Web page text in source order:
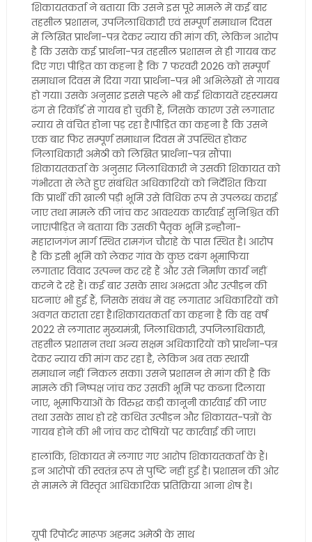
शिकायतकर्ता ने बताया कि उसने इस पूरे मामले में कई बार
तहसील प्रशासन, उपजिलाधिकारी एवं सम्पूर्ण समाधान दिवस
में लिखित प्रार्थना-पत्र देकर न्याय की मांग की, लेकिन आरोप
है कि उसके कई प्रार्थना-पत्र तहसील प्रशासन से ही गायब कर
दिए गए। पीड़ित का कहना है कि 7 फरवरी 2026 को सम्पूर्ण
समाधान दिवस में दिया गया प्रार्थना-पत्र भी अभिलेखों से गायब
हो गया। उसके अनुसार इससे पहले भी कई शिकायतें रहस्यमय
ढंग से रिकॉर्ड से गायब हो चुकी हैं, जिसके कारण उसे लगातार
न्याय से वंचित होना पड़ रहा है।पीड़ित का कहना है कि उसने
एक बार फिर सम्पूर्ण समाधान दिवस में उपस्थित होकर
जिलाधिकारी अमेठी को लिखित प्रार्थना-पत्र सौंपा।
शिकायतकर्ता के अनुसार जिलाधिकारी ने उसकी शिकायत को
गंभीरता से लेते हुए संबंधित अधिकारियों को निर्देशित किया
कि प्रार्थी की खाली पड़ी भूमि उसे विधिक रूप से उपलब्ध कराई
जाए तथा मामले की जांच कर आवश्यक कार्रवाई सुनिश्चित की
जाए।पीड़ित ने बताया कि उसकी पैतृक भूमि इन्हौना-
महाराजगंज मार्ग स्थित रामगंज चौराहे के पास स्थित है। आरोप
है कि इसी भूमि को लेकर गांव के कुछ दबंग भूमाफिया
लगातार विवाद उत्पन्न कर रहे हैं और उसे निर्माण कार्य नहीं
करने दे रहे हैं। कई बार उसके साथ अभद्रता और उत्पीड़न की
घटनाएं भी हुई हैं, जिसके संबंध में वह लगातार अधिकारियों को
अवगत कराता रहा है।शिकायतकर्ता का कहना है कि वह वर्ष
2022 से लगातार मुख्यमंत्री, जिलाधिकारी, उपजिलाधिकारी,
तहसील प्रशासन तथा अन्य सक्षम अधिकारियों को प्रार्थना-पत्र
देकर न्याय की मांग कर रहा है, लेकिन अब तक स्थायी
समाधान नहीं निकल सका। उसने प्रशासन से मांग की है कि
मामले की निष्पक्ष जांच कर उसकी भूमि पर कब्जा दिलाया
जाए, भूमाफियाओं के विरुद्ध कड़ी कानूनी कार्रवाई की जाए
तथा उसके साथ हो रहे कथित उत्पीड़न और शिकायत-पत्रों के
गायब होने की भी जांच कर दोषियों पर कार्रवाई की जाए।
हालांकि, शिकायत में लगाए गए आरोप शिकायतकर्ता के हैं।
इन आरोपों की स्वतंत्र रूप से पुष्टि नहीं हुई है। प्रशासन की ओर
से मामले में विस्तृत आधिकारिक प्रतिक्रिया आना शेष है।
यूपी रिपोर्टर मारूफ अहमद अमेठी के साथ